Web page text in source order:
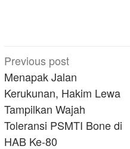
Post
navigation
Previous post
Menapak Jalan
Kerukunan, Hakim Lewa
Tampilkan Wajah
Toleransi PSMTI Bone di
HAB Ke-80